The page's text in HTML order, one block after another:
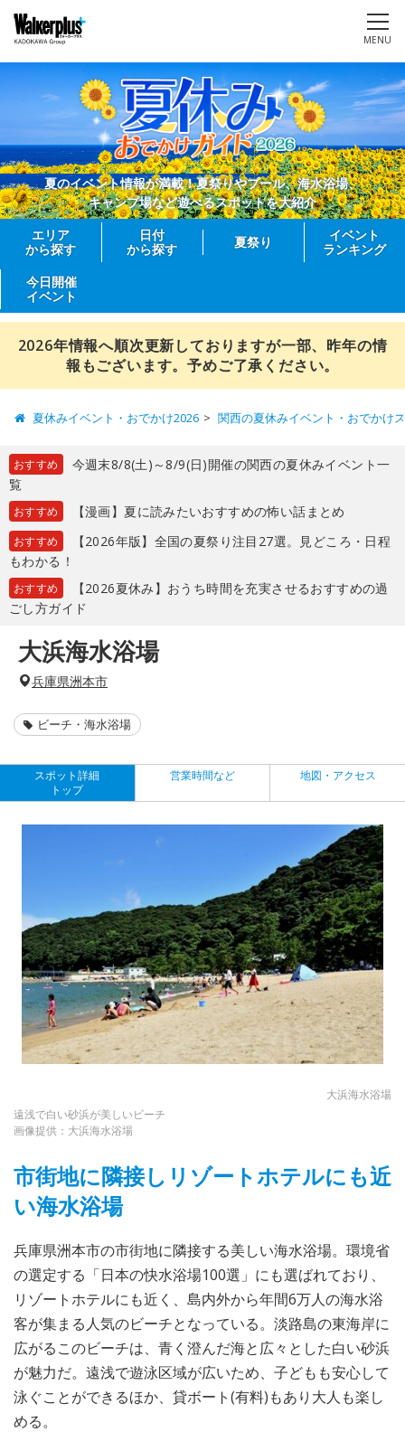
MENU
夏のイベント情報が満載！夏祭りやプール、海水浴場、
キャンプ場など遊べるスポットを大紹介
エリア
から探す
日付
から探す
夏祭り
イベント
ランキング
今日開催
イベント
2026年情報へ順次更新しておりますが一部、昨年の情
報もございます。予めご了承ください。
夏休みイベント・おでかけ2026 関西の夏休みイベント・おでかけ
おすすめ
今週末8/8(土)～8/9(日)開催の関西の夏休みイベント一
覧
おすすめ 【漫画】夏に読みたいおすすめの怖い話まとめ
おすすめ
【2026年版】全国の夏祭り注目27選。見どころ・日程
もわかる！
おすすめ
【2026夏休み】おうち時間を充実させるおすすめの過
ごし方ガイド
大浜海水浴場
兵庫県洲本市
ビーチ・海水浴場
スポット詳細
トップ
営業時間など 地図・アクセス
大浜海水浴場
遠浅で白い砂浜が美しいビーチ
画像提供：大浜海水浴場
市街地に隣接しリゾートホテルにも近
い海水浴場
兵庫県洲本市の市街地に隣接する美しい海水浴場。環境省
の選定する「日本の快水浴場100選」にも選ばれており、
リゾートホテルにも近く、島内外から年間6万人の海水浴
客が集まる人気のビーチとなっている。淡路島の東海岸に
広がるこのビーチは、青く澄んだ海と広々とした白い砂浜
が魅力だ。遠浅で遊泳区域が広いため、子どもも安心して
泳ぐことができるほか、貸ボート(有料)もあり大人も楽し
める。